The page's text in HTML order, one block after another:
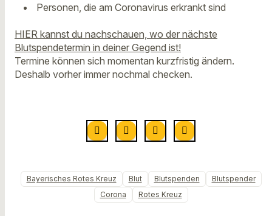
Personen, die am Coronavirus erkrankt sind
HIER kannst du nachschauen, wo der nächste
Blutspendetermin in deiner Gegend ist!
Termine können sich momentan kurzfristig ändern.
Deshalb vorher immer nochmal checken.
Bayerisches Rotes Kreuz Blut Blutspenden
Blutspender
Corona
Rotes Kreuz